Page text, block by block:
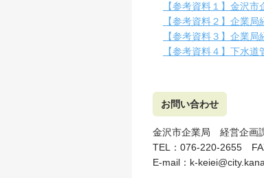
【参考資料１】金沢
【参考資料２】企業
【参考資料３】企業
【参考資料４】下水
お問い合わせ
金沢市企業局 経営企画
TEL：076-220-2655
E-mail：k-